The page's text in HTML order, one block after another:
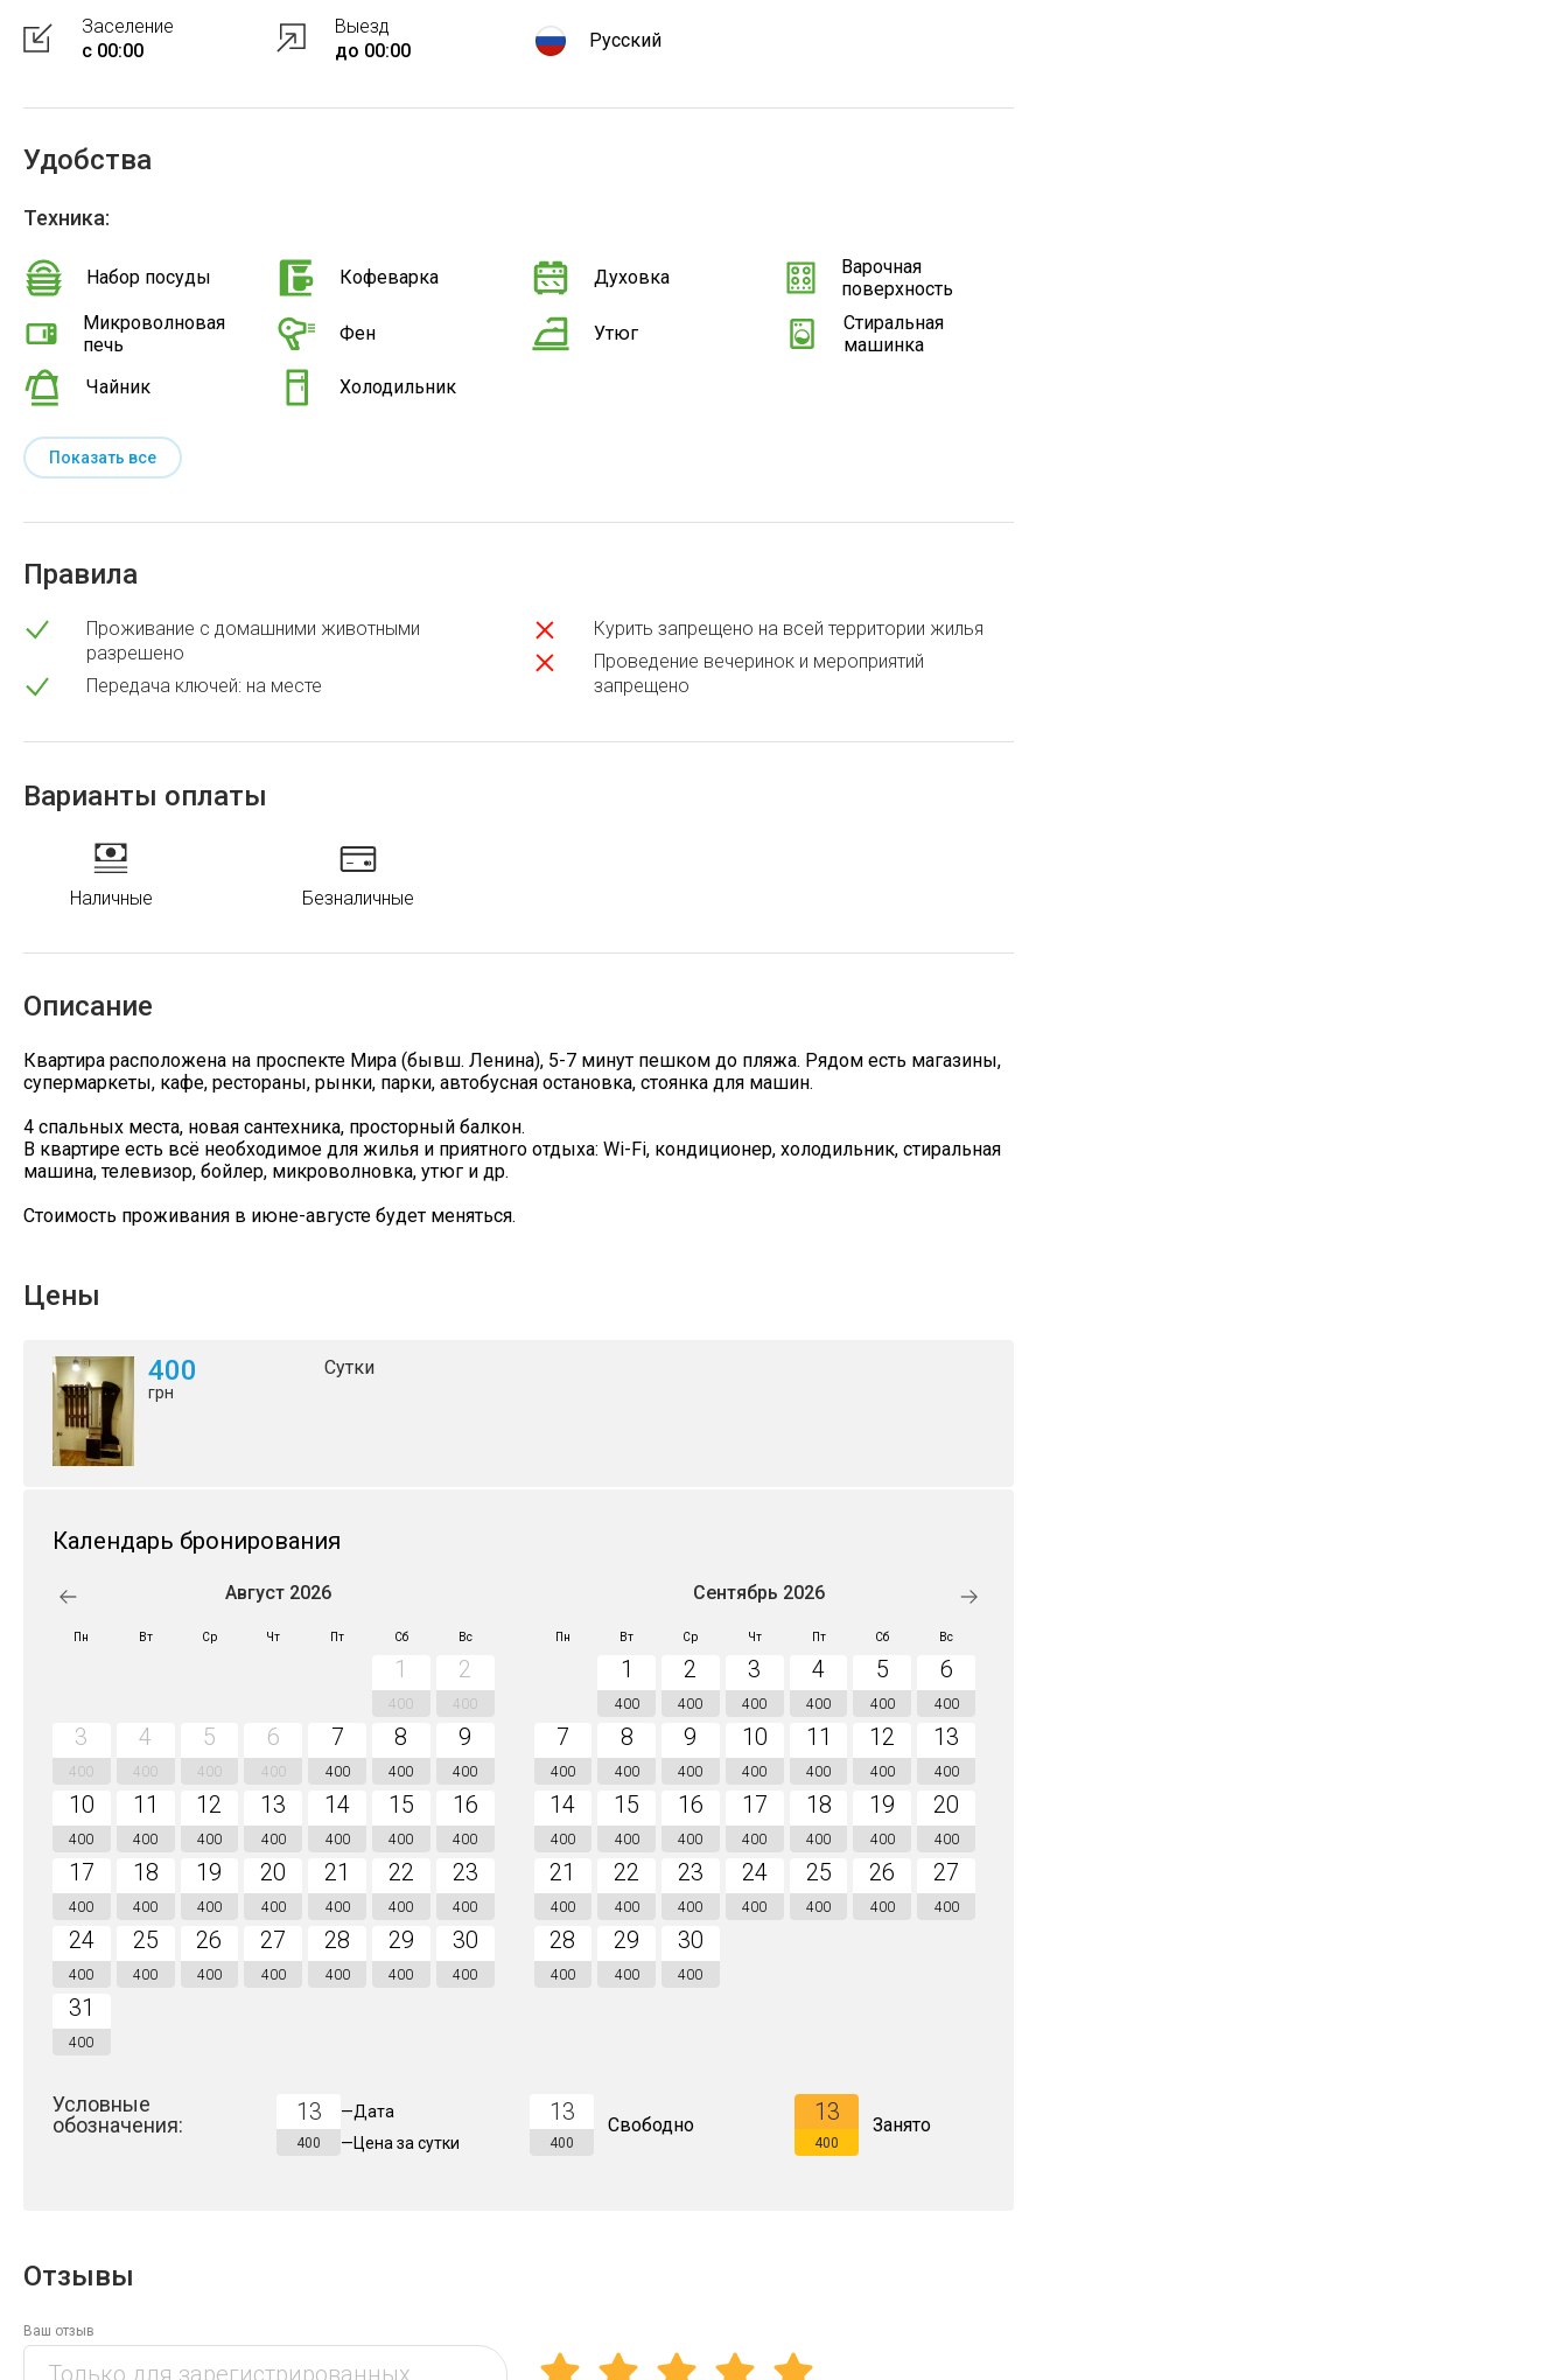
Заселение
с 00:00
Выезд
до 00:00
Русский
Удобства
Техника:
Набор посуды Кофеварка Духовка
Варочная
поверхность
Микроволновая
печь
Фен Утюг
Стиральная
машинка
Чайник
Холодильник
Показать все
Правила
Проживание с домашними животными
разрешено
Передача ключей: на месте
Курить запрещено на всей территории жилья
Проведение вечеринок и мероприятий
запрещено
Варианты оплаты
Наличные Безналичные
Описание
Квартира расположена на проспекте Мира (бывш. Ленина), 5-7 минут пешком до пляжа. Рядом есть магазины,
супермаркеты, кафе, рестораны, рынки, парки, автобусная остановка, стоянка для машин.
4 спальных места, новая сантехника, просторный балкон.
В квартире есть всё необходимое для жилья и приятного отдыха: Wi-Fi, кондиционер, холодильник, стиральная
машина, телевизор, бойлер, микроволновка, утюг и др.
Стоимость проживания в июне-августе будет меняться.
Цены
400
грн
Сутки
Календарь бронирования
Август 2026
Пн Вт Ср Чт Пт Сб Вс
1
400
2
400
3
400
4
400
5
400
6
400
7
400
8
400
9
400
10
400
11
400
12
400
13
400
14
400
15
400
16
400
17
400
18
400
19
400
20
400
21
400
22
400
23
400
24
400
25
400
26
400
27
400
28
400
29
400
30
400
31
400
Сентябрь 2026
Пн Вт Ср Чт Пт Сб Вс
1
400
2
400
3
400
4
400
5
400
6
400
7
400
8
400
9
400
10
400
11
400
12
400
13
400
14
400
15
400
16
400
17
400
18
400
19
400
20
400
21
400
22
400
23
400
24
400
25
400
26
400
27
400
28
400
29
400
30
400
Условные
обозначения:
13
400
—Дата
—Цена за сутки
13
400
Свободно 13
400
Занято
Отзывы
Ваш отзыв